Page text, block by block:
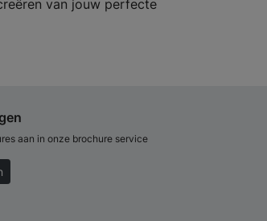
van jouw perfecte
aan in onze brochure service